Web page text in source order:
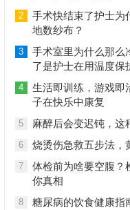
2
手术快结束了护士为
地数纱布？
3
手术室里为什么那么
了是护士在用温度保
4
生活即训练，游戏
子在快乐中康复
5 麻醉后会变迟钝，这
6 烧烫伤急救五步法，
7
体检前为啥要空腹？
你真相
8 糖尿病的饮食健康指